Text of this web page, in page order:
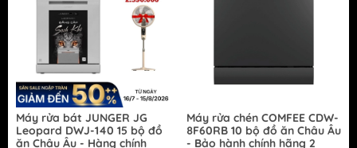
Máy rửa bát JUNGER JG
Leopard DWJ-140 15 bộ đồ
ăn Châu Âu - Hàng chính
Máy rửa chén COMFEE CDW-
8F60RB 10 bộ đồ ăn Châu Âu
- Bảo hành chính hãng 2